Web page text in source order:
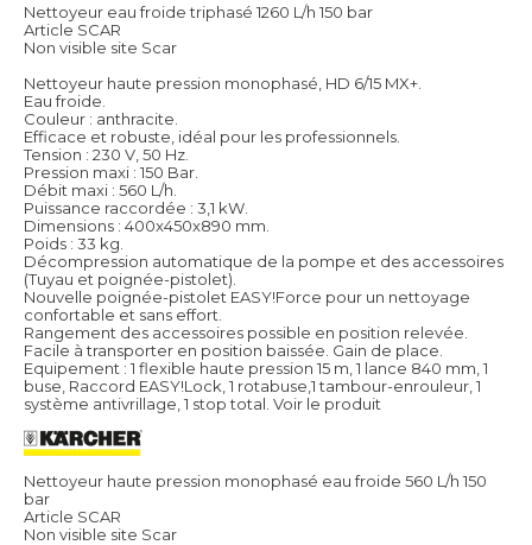
Nettoyeur eau froide triphasé 1260 L/h 150 bar
Article SCAR
Non visible site Scar
Nettoyeur haute pression monophasé, HD 6/15 MX+.
Eau froide.
Couleur : anthracite.
Efficace et robuste, idéal pour les professionnels.
Tension : 230 V, 50 Hz.
Pression maxi : 150 Bar.
Débit maxi : 560 L/h.
Puissance raccordée : 3,1 kW.
Dimensions : 400x450x890 mm.
Poids : 33 kg.
Décompression automatique de la pompe et des accessoires
(Tuyau et poignée-pistolet).
Nouvelle poignée-pistolet EASY!Force pour un nettoyage
confortable et sans effort.
Rangement des accessoires possible en position relevée.
Facile à transporter en position baissée. Gain de place.
Equipement : 1 flexible haute pression 15 m, 1 lance 840 mm, 1
buse, Raccord EASY!Lock, 1 rotabuse,1 tambour-enrouleur, 1
système antivrillage, 1 stop total. Voir le produit
Nettoyeur haute pression monophasé eau froide 560 L/h 150
bar
Article SCAR
Non visible site Scar